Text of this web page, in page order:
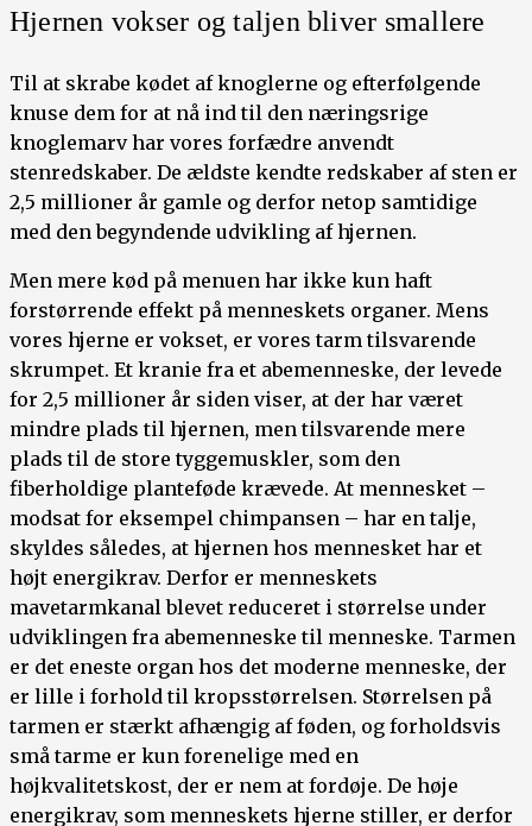
Hjernen vokser og taljen bliver smallere
Til at skrabe kødet af knoglerne og efterfølgende
knuse dem for at nå ind til den næringsrige
knoglemarv har vores forfædre anvendt
stenredskaber. De ældste kendte redskaber af sten er
2,5 millioner år gamle og derfor netop samtidige
med den begyndende udvikling af hjernen.
Men mere kød på menuen har ikke kun haft
forstørrende effekt på menneskets organer. Mens
vores hjerne er vokset, er vores tarm tilsvarende
skrumpet. Et kranie fra et abemenneske, der levede
for 2,5 millioner år siden viser, at der har været
mindre plads til hjernen, men tilsvarende mere
plads til de store tyggemuskler, som den
fiberholdige planteføde krævede. At mennesket –
modsat for eksempel chimpansen – har en talje,
skyldes således, at hjernen hos mennesket har et
højt energikrav. Derfor er menneskets
mavetarmkanal blevet reduceret i størrelse under
udviklingen fra abemenneske til menneske. Tarmen
er det eneste organ hos det moderne menneske, der
er lille i forhold til kropsstørrelsen. Størrelsen på
tarmen er stærkt afhængig af føden, og forholdsvis
små tarme er kun forenelige med en
højkvalitetskost, der er nem at fordøje. De høje
energikrav, som menneskets hjerne stiller, er derfor